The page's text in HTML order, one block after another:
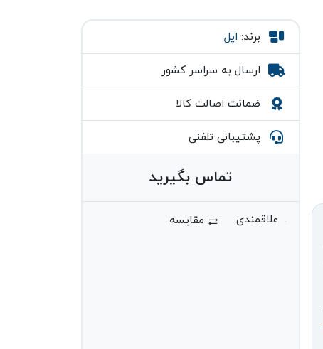
برند: اپل
ارسال به سراسر کشور
ضمانت اصالت کالا
پشتیبانی تلفنی
تماس بگیرید
مقایسه